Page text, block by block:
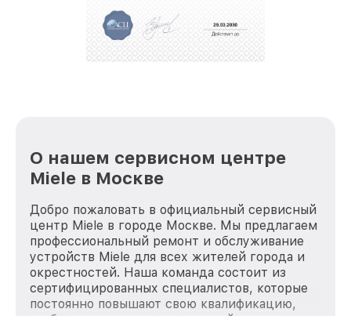
О нашем сервисном центре
Miele в Москве
Добро пожаловать в официальный сервисный
центр Miele в городе Москве. Мы предлагаем
профессиональный ремонт и обслуживание
устройств Miele для всех жителей города и
окрестностей. Наша команда состоит из
сертифицированных специалистов, которые
постоянно повышают свою квалификацию,